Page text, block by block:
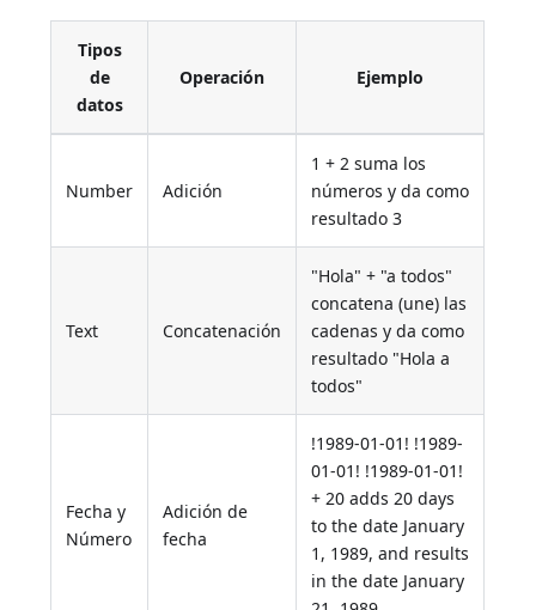
Tipos
de
datos
Operación Ejemplo
Number Adición
1 + 2 suma los
números y da como
resultado 3
Text Concatenación
"Hola" + "a todos"
concatena (une) las
cadenas y da como
resultado "Hola a
todos"
Fecha y
Número
Adición de
fecha
!1989-01-01! !1989-
01-01! !1989-01-01!
+ 20 adds 20 days
to the date January
1, 1989, and results
in the date January